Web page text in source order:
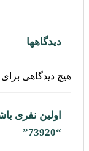
دیدگاهها
هیچ دیدگاهی
اولین نفری
“73920”